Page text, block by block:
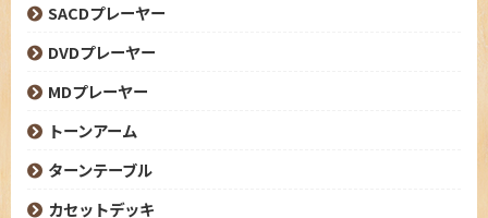
SACDプレーヤー
DVDプレーヤー
MDプレーヤー
トーンアーム
ターンテーブル
カセットデッキ